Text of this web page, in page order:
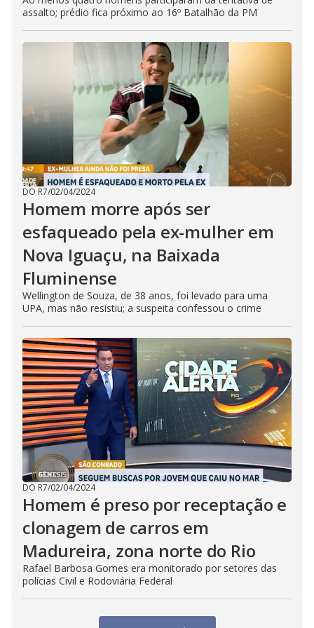
assalto; prédio fica próximo ao 16º Batalhão da PM
DO R7/02/04/2024
Homem morre após ser
esfaqueado pela ex-mulher em
Nova Iguaçu, na Baixada
Fluminense
Wellington de Souza, de 38 anos, foi levado para uma
UPA, mas não resistiu; a suspeita confessou o crime
DO R7/02/04/2024
Homem é preso por receptação e
clonagem de carros em
Madureira, zona norte do Rio
Rafael Barbosa Gomes era monitorado por setores das
polícias Civil e Rodoviária Federal